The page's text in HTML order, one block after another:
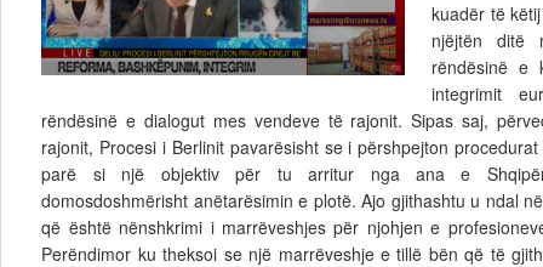
kuadër të
njëjtën ditë
rëndësinë e
integrimit
rëndësinë e dialogut mes vendeve të rajonit. Sipas saj,
rajonit, Procesi i Berlinit pavarësisht se i përshpejton
parë si një objektiv për tu arritur nga ana e
domosdoshmërisht anëtarësimin e plotë. Ajo gjithashtu u ndal
që është nënshkrimi i marrëveshjes për njohjen e
Perëndimor ku theksoi se një marrëveshje e tillë bën që të